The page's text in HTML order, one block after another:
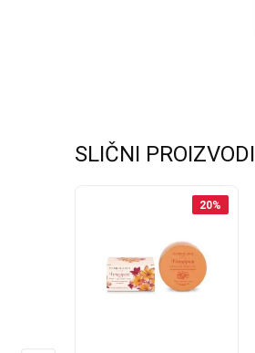
SLIČNI PROIZVODI
20%